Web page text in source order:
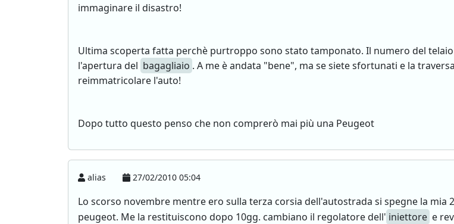
immaginare il disastro!
Ultima scoperta fatta perchè purtroppo sono stato tamponato. Il numero del
l'apertura del bagagliaio . A me è andata "bene", ma se siete sfortunati e la
reimmatricolare l'auto!
Dopo tutto questo penso che non comprerò mai più una Peugeot
alias 27/02/2010 05:04
Lo scorso novembre mentre ero sulla terza corsia dell'autostrada si spegne la mia
peugeot. Me la restituiscono dopo 10gg. cambiano il regolatore dell' iniettore e